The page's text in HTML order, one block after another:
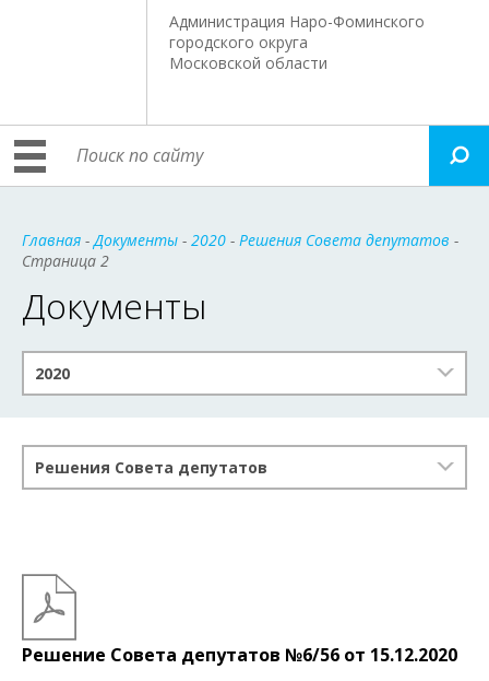
Администрация Наро-Фоминского
городского округа
Московской области
Главная -Документы - 2020 - Решения Совета депутатов -
Страница 2
Документы
2020
Решения Совета депутатов
Решение Совета депутатов №6/56 от 15.12.2020